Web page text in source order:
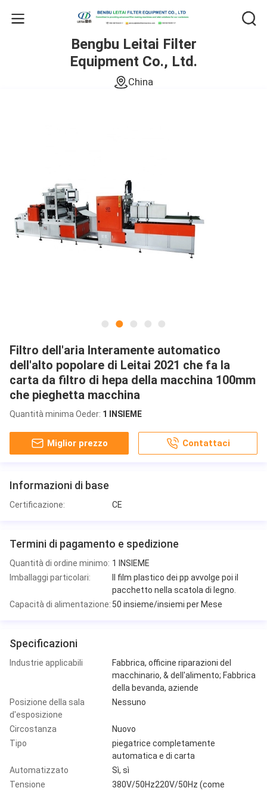
Bengbu Leitai Filter
Equipment Co., Ltd.
China
Filtro dell'aria Interamente automatico
dell'alto popolare di Leitai 2021 che fa la
carta da filtro di hepa della macchina 100mm
che pieghetta macchina
Quantità minima Oeder: 1 INSIEME
Miglior prezzo Contattaci
Informazioni di base
Certificazione: CE
Termini di pagamento e spedizione
Quantità di ordine minimo: 1 INSIEME
Imballaggi particolari:
Il film plastico dei pp avvolge poi il
pacchetto nella scatola di legno.
Capacità di alimentazione: 50 insieme/insiemi per Mese
Specificazioni
Industrie applicabili
Fabbrica, officine riparazioni del
macchinario, & dell'alimento; Fabbrica
della bevanda, aziende
Posizione della sala
d'esposizione
Nessuno
Circostanza
Nuovo
Tipo
piegatrice completamente
automatica e di carta
Automatizzato
Sì, sì
Tensione
380V/50Hz220V/50Hz (come